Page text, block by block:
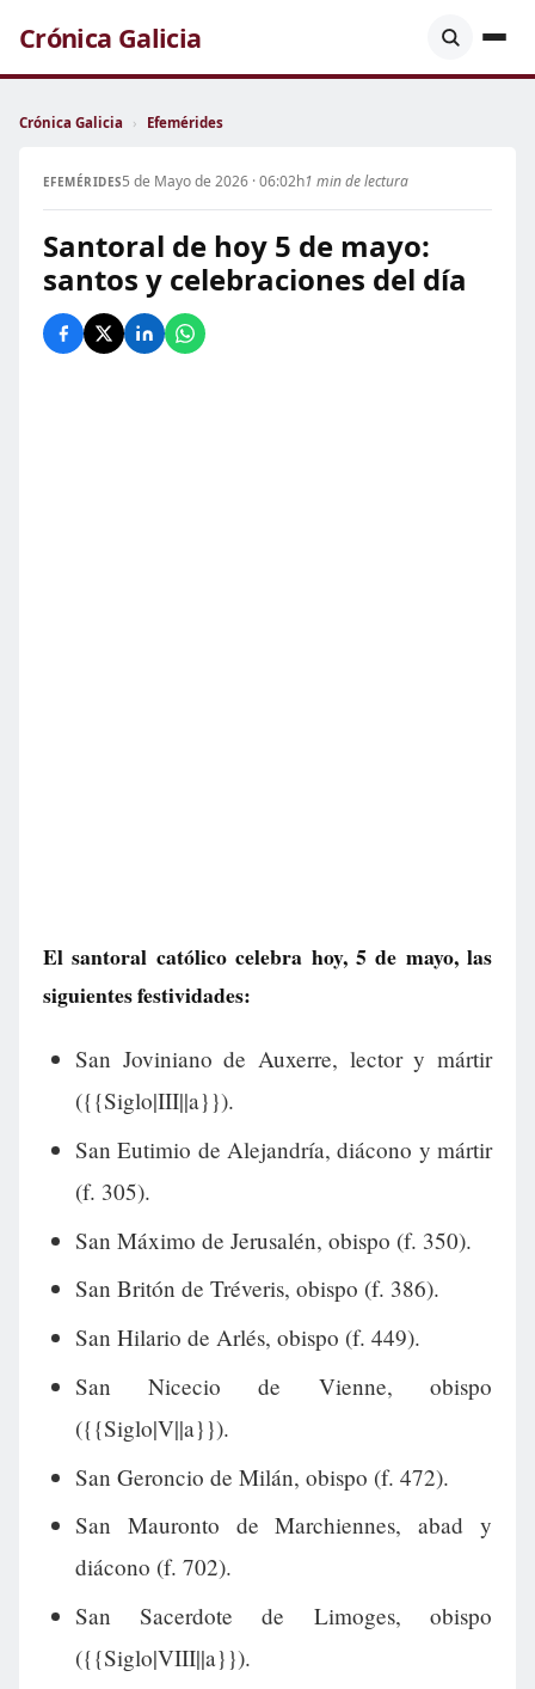
Crónica Galicia
Crónica Galicia › Efemérides
EFEMÉRIDES5 de Mayo de 2026 · 06:02h1 min de lectura
Santoral de hoy 5 de mayo:
santos y celebraciones del día
El santoral católico celebra hoy, 5 de mayo, las
siguientes festividades:
San Joviniano de Auxerre, lector y mártir
({{Siglo|III||a}}).
San Eutimio de Alejandría, diácono y mártir
(f. 305).
San Máximo de Jerusalén, obispo (f. 350).
San Britón de Tréveris, obispo (f. 386).
San Hilario de Arlés, obispo (f. 449).
San Nicecio de Vienne, obispo
({{Siglo|V||a}}).
San Geroncio de Milán, obispo (f. 472).
San Mauronto de Marchiennes, abad y
diácono (f. 702).
San Sacerdote de Limoges, obispo
({{Siglo|VIII||a}}).